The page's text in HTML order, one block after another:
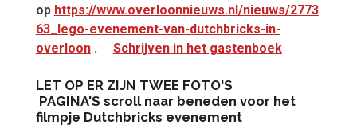
op https://www.overloonnieuws.nl/nieuws/2773
63_lego-evenement-van-dutchbricks-in-
overloon. Schrijven in het gastenboek
LET OP ER ZIJN TWEE FOTO'S
PAGINA'S scroll naar beneden voor het
filmpje Dutchbricks evenement